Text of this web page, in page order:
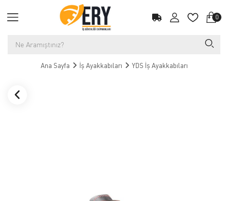
0
Ana Sayfa İş Ayakkabıları YDS İş Ayakkabıları